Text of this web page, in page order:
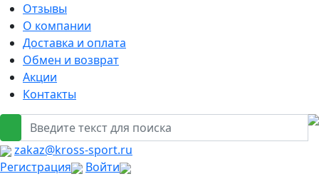
Отзывы
О компании
Доставка и оплата
Обмен и возврат
Акции
Контакты
zakaz@kross-sport.ru
Регистрация
Войти